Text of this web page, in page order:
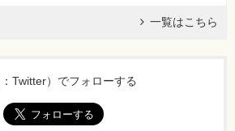
一覧はこちら
Twitter）でフォローする